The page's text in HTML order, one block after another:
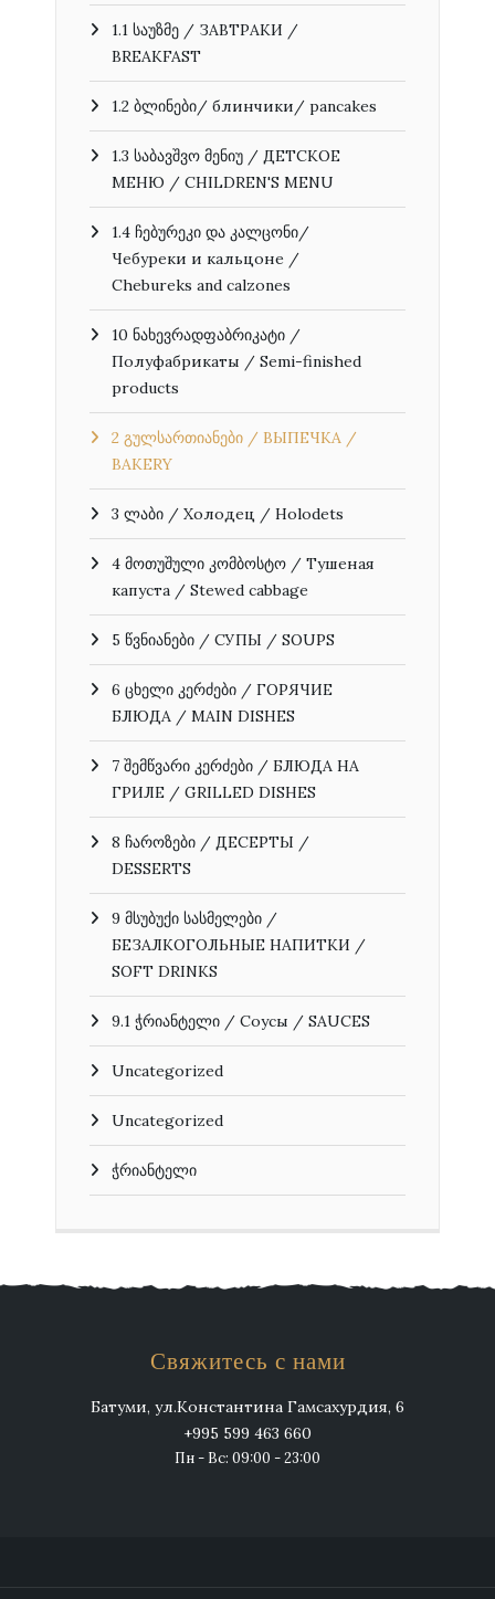
1.1 საუზმე / ЗАВТРАКИ /
BREAKFAST
1.2 ბლინები/ блинчики/ pancakes
1.3 საბავშვო მენიუ / ДЕТСКОЕ
МЕНЮ / CHILDREN'S MENU
1.4 ჩებურეკი და კალცონი/
Чебуреки и кальцоне /
Chebureks and calzones
10 ნახევრადფაბრიკატი /
Полуфабрикаты / Semi-finished
products
2 გულსართიანები / ВЫПЕЧКА /
BAKERY
3 ლაბი / Холодец / Holodets
4 მოთუშული კომბოსტო / Тушеная
капуста / Stewed cabbage
5 წვნიანები / СУПЫ / SOUPS
6 ცხელი კერძები / ГОРЯЧИЕ
БЛЮДА / MAIN DISHES
7 შემწვარი კერძები / БЛЮДА НА
ГРИЛЕ / GRILLED DISHES
8 ჩაროზები / ДЕСЕРТЫ /
DESSERTS
9 მსუბუქი სასმელები /
БЕЗАЛКОГОЛЬНЫЕ НАПИТКИ /
SOFT DRINKS
9.1 ჭრიანტელი / Соусы / SAUCES
Uncategorized
Uncategorized
ჭრიანტელი
Свяжитесь с нами
Батуми, ул.Константина Гамсахурдия, 6
+995 599 463 660
Пн - Вс: 09:00 - 23:00